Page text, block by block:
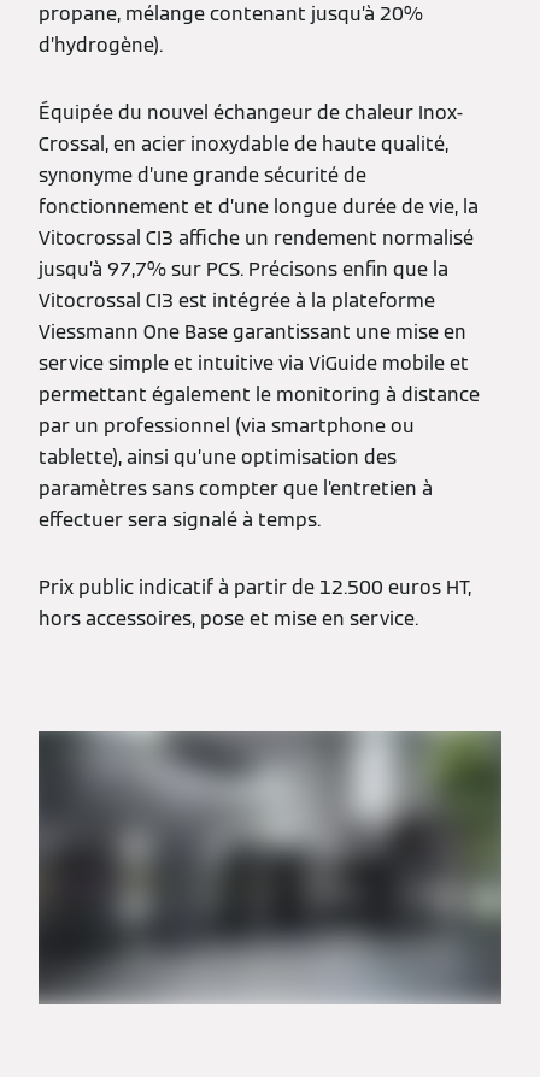
propane, mélange contenant jusqu’à 20%
d’hydrogène).
Équipée du nouvel échangeur de chaleur Inox-
Crossal, en acier inoxydable de haute qualité,
synonyme d’une grande sécurité de
fonctionnement et d’une longue durée de vie, la
Vitocrossal CI3 affiche un rendement normalisé
jusqu’à 97,7% sur PCS. Précisons enfin que la
Vitocrossal CI3 est intégrée à la plateforme
Viessmann One Base garantissant une mise en
service simple et intuitive via ViGuide mobile et
permettant également le monitoring à distance
par un professionnel (via smartphone ou
tablette), ainsi qu’une optimisation des
paramètres sans compter que l’entretien à
effectuer sera signalé à temps.
Prix public indicatif à partir de 12.500 euros HT,
hors accessoires, pose et mise en service.